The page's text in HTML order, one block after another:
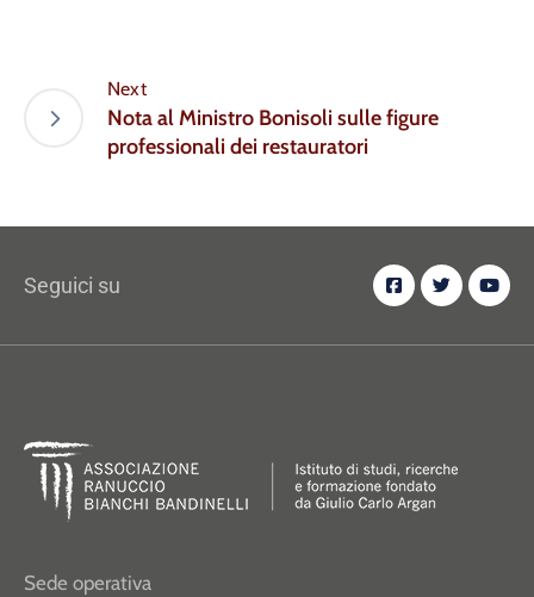
Next
Nota al Ministro Bonisoli sulle figure
professionali dei restauratori
Seguici su
Sede operativa